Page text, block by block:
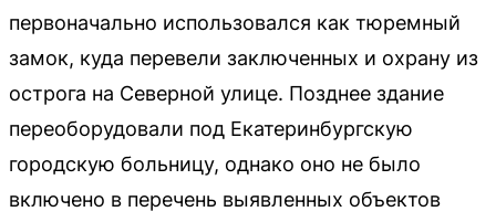
первоначально использовался как тюремный
замок, куда перевели заключенных и охрану из
острога на Северной улице. Позднее здание
переоборудовали под Екатеринбургскую
городскую больницу, однако оно не было
включено в перечень выявленных объектов